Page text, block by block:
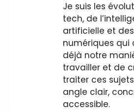
Je suis les
tech, de
artificielle et
numériques qui
déjà notre
travailler et de
traiter ces
angle clair,
accessible.